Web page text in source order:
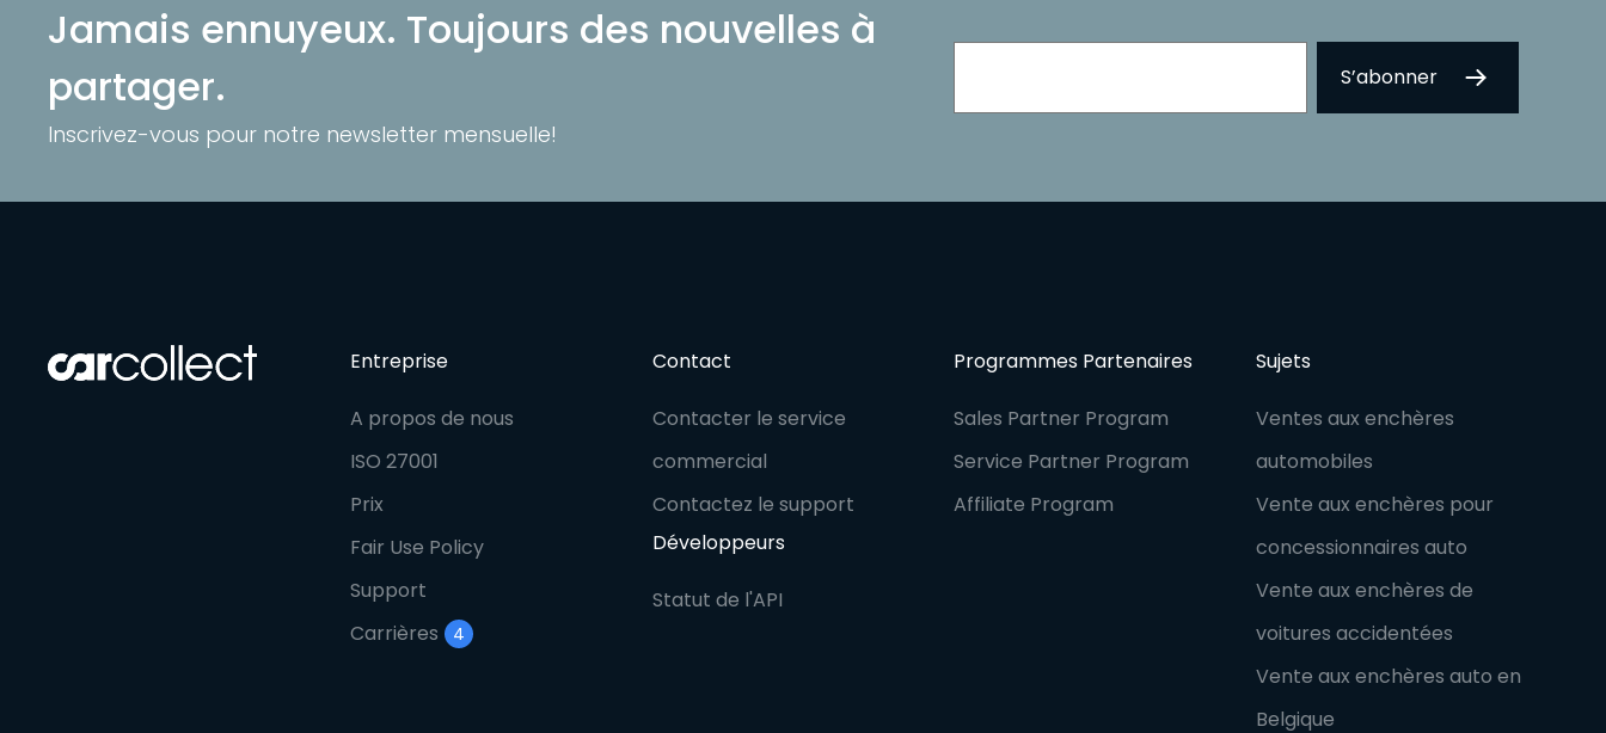
Jamais ennuyeux. Toujours des nouvelles à
partager.
Inscrivez-vous pour notre newsletter mensuelle!
Entreprise
A propos de nous
ISO 27001
Prix
Fair Use Policy
Support
Carrières
4
Contact
Contacter le service
commercial
Contactez le support
Développeurs
Statut de l'API
Programmes Partenaires
Sales Partner Program
Service Partner Program
Affiliate Program
Sujets
Ventes aux enchères
automobiles
Vente aux enchères pour
concessionnaires auto
Vente aux enchères de
voitures accidentées
Vente aux enchères auto en
Belgique